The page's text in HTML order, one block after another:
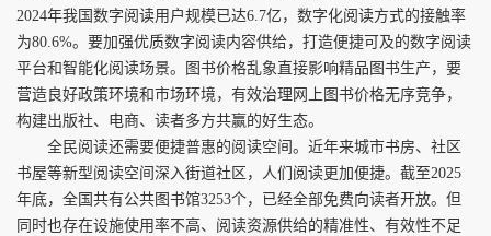
2024年我国数字阅读用户规模已达6.7亿，数字化阅读方式的接触率
为80.6%。要加强优质数字阅读内容供给，打造便捷可及的数字阅读
平台和智能化阅读场景。图书价格乱象直接影响精品图书生产，要
营造良好政策环境和市场环境，有效治理网上图书价格无序竞争，
构建出版社、电商、读者多方共赢的好生态。
全民阅读还需要便捷普惠的阅读空间。近年来城市书房、社区
书屋等新型阅读空间深入街道社区，人们阅读更加便捷。截至2025
年底，全国共有公共图书馆3253个，已经全部免费向读者开放。但
同时也存在设施使用率不高、阅读资源供给的精准性、有效性不足